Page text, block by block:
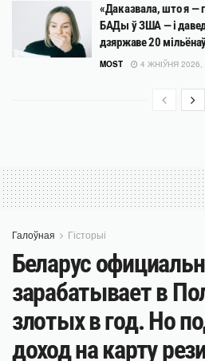
«Даказвала, што я —
БАДы ў ЗША — і
дзяржаве 20
MOST 4 ЖНІЎНЯ 2026,
Галоўная Гісторыі
Беларус
зарабатывает в
злотых в год. Но
доход на карту